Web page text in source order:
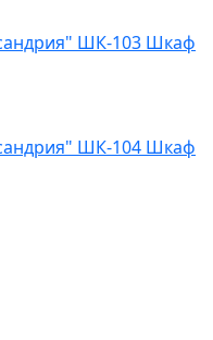
ШК-103 Шкаф
ШК-104 Шкаф